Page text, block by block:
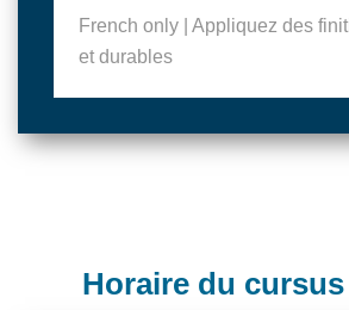
French only | Appliquez des
et durables
Horaire du cursus